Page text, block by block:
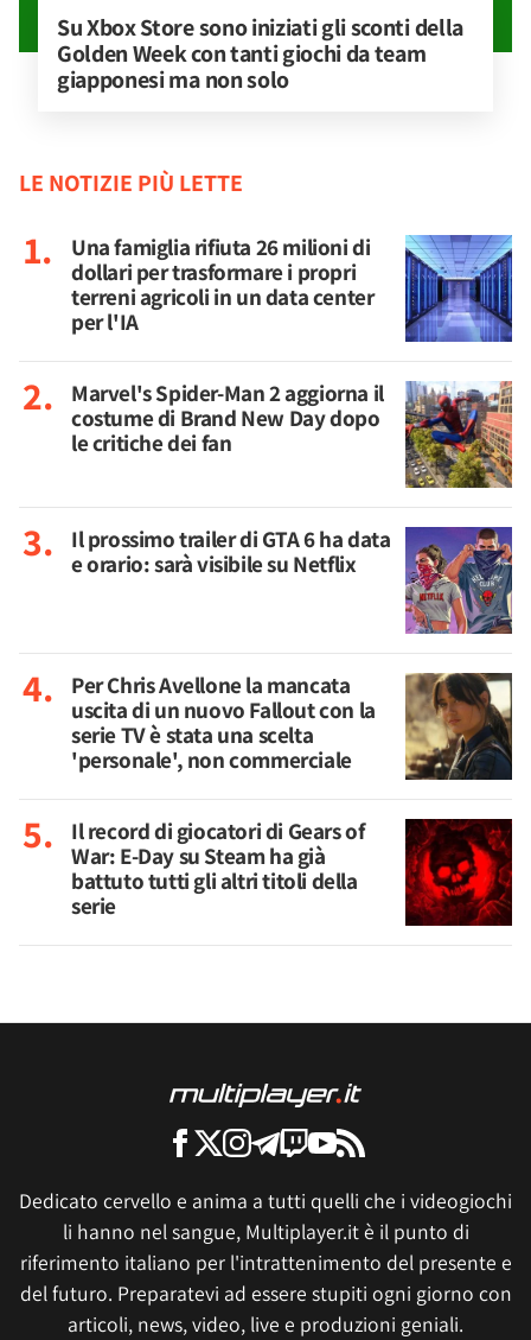
Su Xbox Store sono iniziati gli sconti della
Golden Week con tanti giochi da team
giapponesi ma non solo
LE NOTIZIE PIÙ LETTE
Una famiglia rifiuta 26 milioni di
dollari per trasformare i propri
terreni agricoli in un data center
per l'IA
Marvel's Spider-Man 2 aggiorna il
costume di Brand New Day dopo
le critiche dei fan
Il prossimo trailer di GTA 6 ha data
e orario: sarà visibile su Netflix
Per Chris Avellone la mancata
uscita di un nuovo Fallout con la
serie TV è stata una scelta
'personale', non commerciale
Il record di giocatori di Gears of
War: E-Day su Steam ha già
battuto tutti gli altri titoli della
serie
Dedicato cervello e anima a tutti quelli che i videogiochi
li hanno nel sangue, Multiplayer.it è il punto di
riferimento italiano per l'intrattenimento del presente e
del futuro. Preparatevi ad essere stupiti ogni giorno con
articoli, news, video, live e produzioni geniali.